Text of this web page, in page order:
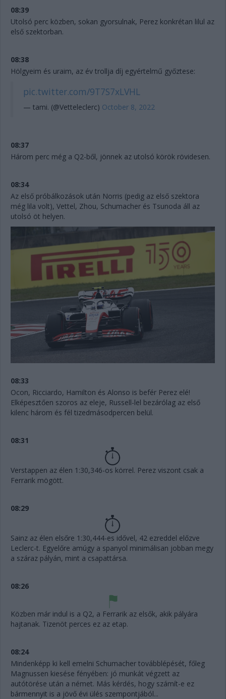
08:39
Utolsó perc közben, sokan gyorsulnak, Perez konkrétan lilul az
első szektorban.
08:38
Hölgyeim és uraim, az év trollja díj egyértelmű győztese:
pic.twitter.com/9T7S7xLVHL
— tami. (@Vetteleclerc) October 8, 2022
08:37
Három perc még a Q2-ből, jönnek az utolsó körök rövidesen.
08:34
Az első próbálkozások után Norris (pedig az első szektora
még lila volt), Vettel, Zhou, Schumacher és Tsunoda áll az
utolsó öt helyen.
08:33
Ocon, Ricciardo, Hamilton és Alonso is befér Perez elé!
Elképesztően szoros az eleje, Russell-lel bezárólag az első
kilenc három és fél tizedmásodpercen belül.
08:31
Verstappen az élen 1:30,346-os körrel. Perez viszont csak a
Ferrarik mögött.
08:29
Sainz az élen elsőre 1:30,444-es idővel, 42 ezreddel előzve
Leclerc-t. Egyelőre amúgy a spanyol minimálisan jobban megy
a száraz pályán, mint a csapattársa.
08:26
Közben már indul is a Q2, a Ferrarik az elsők, akik pályára
hajtanak. Tizenöt perces ez az etap.
08:24
Mindenképp ki kell emelni Schumacher továbblépését, főleg
Magnussen kiesése fényében: jó munkát végzett az
autótörése után a német. Más kérdés, hogy számít-e ez
bármennyit is a jövő évi ülés szempontjából...